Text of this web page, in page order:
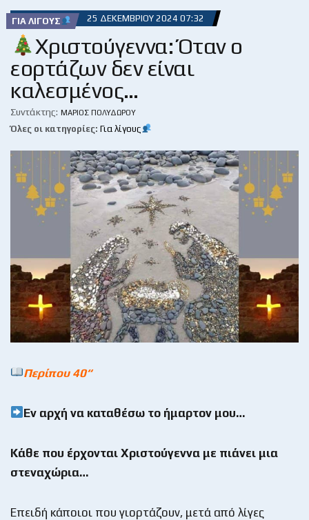
ΓΙΑ ΛΊΓΟΥΣ 25 ΔΕΚΕΜΒΡΊΟΥ 2024 07:32
Χριστούγεννα: Όταν ο
εορτάζων δεν είναι
καλεσμένος…
Συντάκτης: ΜΆΡΙΟΣ ΠΟΛΥΔΏΡΟΥ
Όλες οι κατηγορίες: Για λίγους
Περίπου 40“
Εν αρχή να καταθέσω το ήμαρτον μου…
Κάθε που έρχονται Χριστούγεννα με πιάνει μια
στεναχώρια…
Επειδή κάποιοι που γιορτάζουν, μετά από λίγες